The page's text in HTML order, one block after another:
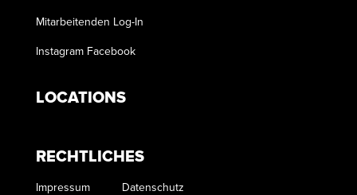
Mitarbeitenden Log-In
Instagram Facebook
LOCATIONS
RECHTLICHES
Impressum Datenschutz